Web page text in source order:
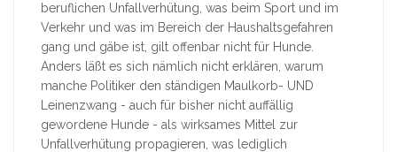
beruflichen Unfallverhütung, was beim Sport und im
Verkehr und was im Bereich der Haushaltsgefahren
gang und gäbe ist, gilt offenbar nicht für Hunde.
Anders läßt es sich nämlich nicht erklären, warum
manche Politiker den ständigen Maulkorb- UND
Leinenzwang - auch für bisher nicht auffällig
gewordene Hunde - als wirksames Mittel zur
Unfallverhütung propagieren, was lediglich